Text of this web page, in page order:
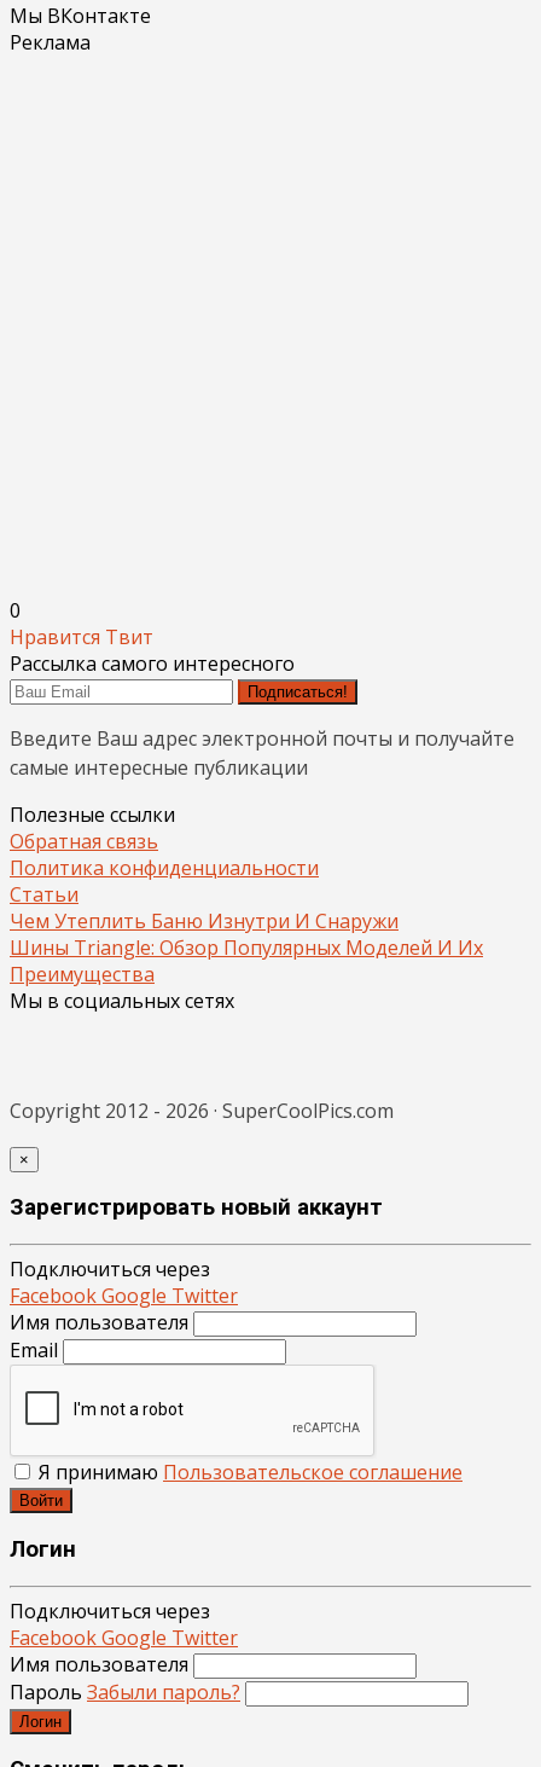
Мы ВКонтакте
Реклама
0
Нравится Твит
Рассылка самого интересного
Подписаться!
Введите Ваш адрес электронной почты и получайте
самые интересные публикации
Полезные ссылки
Обратная связь
Политика конфиденциальности
Статьи
Чем Утеплить Баню Изнутри И Снаружи
Шины Triangle: Обзор Популярных Моделей И Их
Преимущества
Мы в социальных сетях
Copyright 2012 - 2026 · SuperCoolPics.com
×
Зарегистрировать новый аккаунт
Подключиться через
FacebookGoogle Twitter
Имя пользователя
Email
Я принимаю Пользовательское соглашение
Войти
Логин
Подключиться через
FacebookGoogle Twitter
Имя пользователя
Пароль Забыли пароль?
Логин